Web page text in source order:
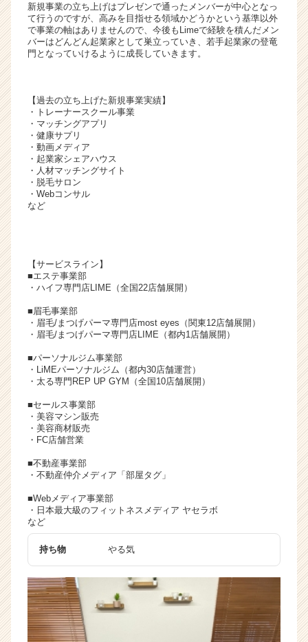
新規事業の立ち上げはプレゼンで通ったメンバーが中心となっ
て行うのですが、高みを目指せる領域かどうかという基準以外
で事業の軸はありませんので、今後もLimeで経験を積んだメン
バーはどんどん起業家として巣立っていき、若手起業家の登竜
門となっていけるように成長していきます。
【過去の立ち上げた新規事業実績】
・トレーナースクール事業
・マッチングアプリ
・健康サプリ
・動画メディア
・起業家シェアハウス
・人材マッチングサイト
・脱毛サロン
・Webコンサル
など
【サービスライン】
■エステ事業部
・ハイフ専門店LIME（全国22店舗展開）
■眉毛事業部
・眉毛/まつげパーマ専門店most eyes（関東12店舗展開）
・眉毛/まつげパーマ専門店LIME（都内1店舗展開）
■パーソナルジム事業部
・LiMEパーソナルジム（都内30店舗運営）
・太る専門REP UP GYM（全国10店舗展開）
■セールス事業部
・美容マシン販売
・美容商材販売
・FC店舗営業
■不動産事業部
・不動産仲介メディア「部屋タグ」
■Webメディア事業部
・日本最大級のフィットネスメディア ヤセラボ
など
持ち物 やる気